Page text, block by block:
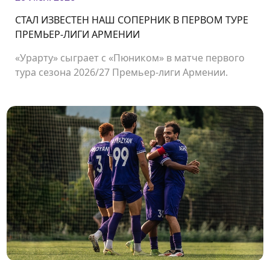
СТАЛ ИЗВЕСТЕН НАШ СОПЕРНИК В ПЕРВОМ ТУРЕ
ПРЕМЬЕР-ЛИГИ АРМЕНИИ
«Урарту» сыграет с «Пюником» в матче первого
тура сезона 2026/27 Премьер-лиги Армении.